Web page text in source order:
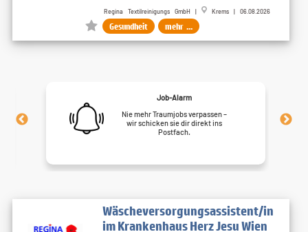
Regina Textilreinigungs GmbH | Krems | 06.08.2026
Gesundheit mehr ...
Job-Alarm
Nie mehr Traumjobs verpassen –
wir schicken sie dir direkt ins
Postfach.
Wäscheversorgungsassistent/in
im Krankenhaus Herz Jesu Wien